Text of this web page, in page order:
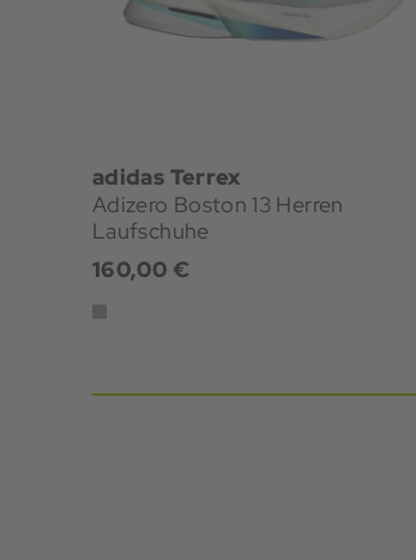
adidas Terrex
Adizero Boston 13 Herren
Laufschuhe
160,00 €